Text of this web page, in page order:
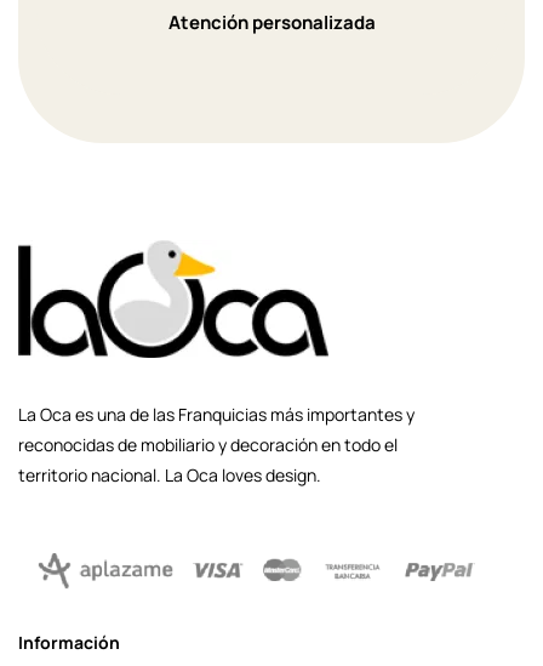
Atención personalizada
La Oca es una de las Franquicias más importantes y
reconocidas de mobiliario y decoración en todo el
territorio nacional. La Oca loves design.
Información